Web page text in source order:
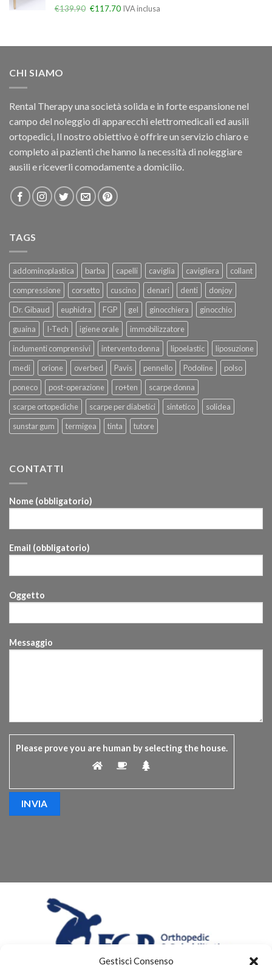
Gestisci Consenso
€139.90 €117.70 IVA inclusa
CHI SIAMO
Rental Therapy una società solida e in forte espansione nel
campo del noleggio di apparecchi elettromedicali ed ausili
ortopedici, Il nostro obiettivo è offrire un servizio chiaro e
completo ai pazienti che hanno la necessità di noleggiare
ausili e riceverli comodamente a domicilio.
TAGS
addominoplastica barba capelli caviglia cavigliera
collant
compressione
corsetto cuscino denari denti
donjoy
Dr. Gibaud
euphidra FGP gel ginocchiera
ginocchio
guaina
I-Tech igiene orale
immobilizzatore
indumenti comprensivi
intervento donna lipoelastic
liposuzione
medi
orione overbed Pavis pennello Podoline
polso
poneco
post-operazione ro+ten
scarpe donna
scarpe ortopediche
scarpe per diabetici sintetico
solidea
sunstar gum
termigea tinta tutore
CONTATTI
Nome (obbligatorio)
Email (obbligatorio)
Oggetto
Messaggio
Please prove you are human by selecting the house.